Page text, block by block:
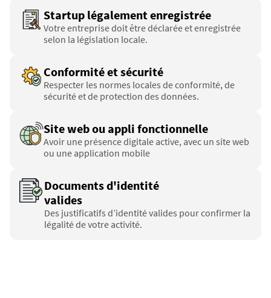
Startup légalement enregistrée
Votre entreprise doit être déclarée et enregistrée
selon la législation locale.
Conformité et sécurité
Respecter les normes locales de conformité, de
sécurité et de protection des données.
Site web ou appli fonctionnelle
Avoir une présence digitale active, avec un site web
ou une application mobile
Documents d'identité
valides
Des justificatifs d’identité valides pour confirmer la
légalité de votre activité.